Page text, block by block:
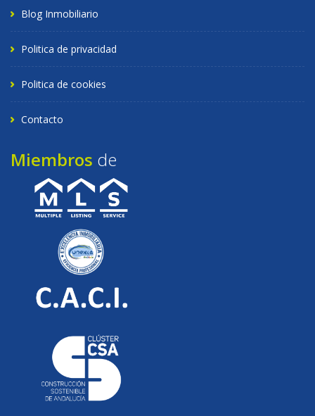
Blog Inmobiliario
Politica de privacidad
Politica de cookies
Contacto
Miembros de